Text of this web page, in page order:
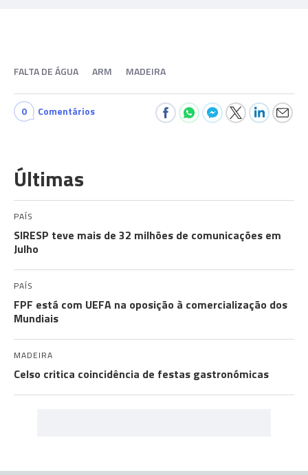
FALTA DE ÁGUA ARM MADEIRA
0 Comentários
Últimas
PAÍS
SIRESP teve mais de 32 milhões de comunicações em
Julho
PAÍS
FPF está com UEFA na oposição à comercialização dos
Mundiais
MADEIRA
Celso critica coincidência de festas gastronómicas